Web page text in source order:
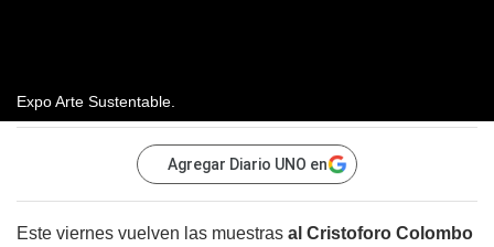
Expo Arte Sustentable.
Agregar Diario UNO en
Este viernes vuelven las muestras al Cristoforo Colombo